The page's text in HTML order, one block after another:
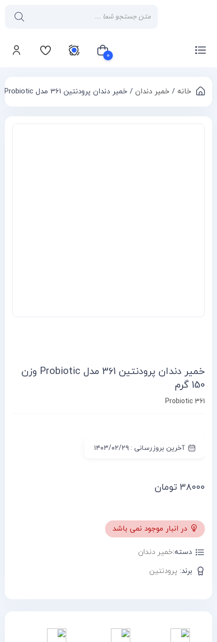
۰
سبد خرید شما خالی است خانه / خمیر دندان / خمیر دندان پرودنتین 361 مدل Probiotic وزن 150 گرم
خمیر دندان پرودنتین 361 مدل Probiotic وزن
150 گرم
Probiotic 361
آخرین بروزرسانی : ۱۴۰۳/۰۲/۲۹
۳۸۰۰۰ تومان
در انبار موجود نمی باشد
دسته:خمیر دندان
برند: پرودنتین